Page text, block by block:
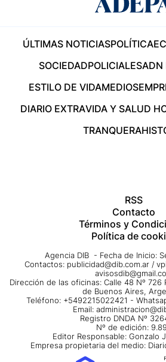
ÚLTIMAS NOTICIASPOLÍTICA
SOCIEDADPOLICIALESADN
ESTILO DE VIDAMEDIOS
DIARIO EXTRAVIDA Y SALUD
TRANQUERA
RSS
Contacto
Términos y
Política de
Agencia DIB - Fecha de Inicio:
Contactos: publicidad@dib.com.ar /
Dirección de las oficinas: Calle 48 Nº 726
de Buenos Aires,
Teléfono: +5492215022421 -
Email:
Registro DNDA Nº
Nº de edición:
Editor Responsable: Gonzalo
Empresa propietaria del medio: